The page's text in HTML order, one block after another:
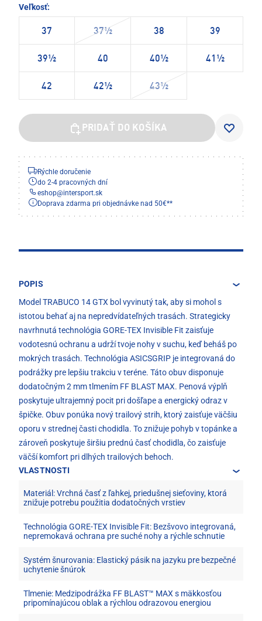
Veľkosť:
37 37½ 38 39
39½ 40 40½ 41½
42 42½ 43½
PRIDAŤ DO KOŠÍKA
Rýchle doručenie
do 2-4 pracovných dní
eshop@intersport.sk
Doprava zdarma pri objednávke nad 50€**
POPIS
Model TRABUCO 14 GTX bol vyvinutý tak, aby si mohol s
istotou behať aj na nepredvídateľných trasách. Strategicky
navrhnutá technológia GORE-TEX Invisible Fit zaisťuje
vodotesnú ochranu a udrží tvoje nohy v suchu, keď beháš po
mokrých trasách. Technológia ASICSGRIP je integrovaná do
podrážky pre lepšiu trakciu v teréne. Táto obuv disponuje
dodatočným 2 mm tlmením FF BLAST MAX. Penová výplň
poskytuje ultrajemný pocit pri došľape a energický odraz v
špičke. Obuv ponúka nový trailový strih, ktorý zaisťuje väčšiu
oporu v strednej časti chodidla. To znižuje pohyb v topánke a
zároveň poskytuje širšiu prednú časť chodidla, čo zaisťuje
väčší komfort pri dlhých trailových behoch.
VLASTNOSTI
Materiál: Vrchná časť z ľahkej, priedušnej sieťoviny, ktorá
znižuje potrebu použitia dodatočných vrstiev
Technológia GORE-TEX Invisible Fit: Bezšvovo integrovaná,
nepremokavá ochrana pre suché nohy a rýchle schnutie
Systém šnurovania: Elastický pásik na jazyku pre bezpečné
uchytenie šnúrok
Tlmenie: Medzipodrážka FF BLAST™ MAX s mäkkosťou
pripomínajúcou oblak a rýchlou odrazovou energiou